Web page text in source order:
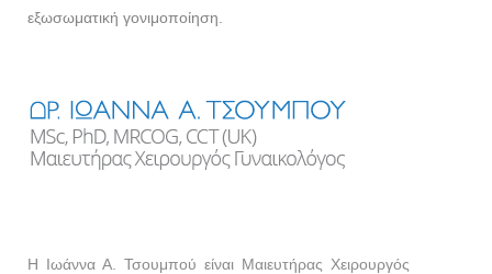
εξωσωματική γονιμοποίηση.
Η Ιωάννα Α. Τσουμπού είναι Μαιευτήρας Χειρουργός